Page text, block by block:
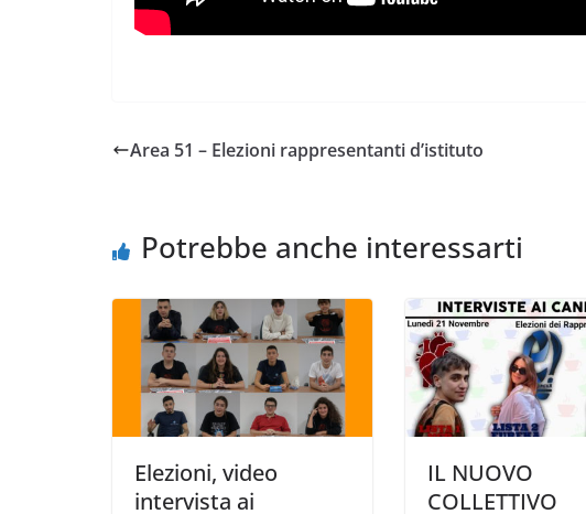
Area 51 – Elezioni rappresentanti d’istituto
Potrebbe anche interessarti
Elezioni, video
intervista ai
IL NUOVO
COLLETTIVO